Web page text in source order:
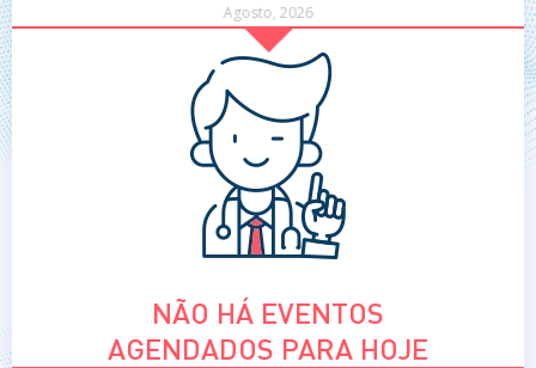
Agosto, 2026
NÃO HÁ EVENTOS
AGENDADOS PARA HOJE